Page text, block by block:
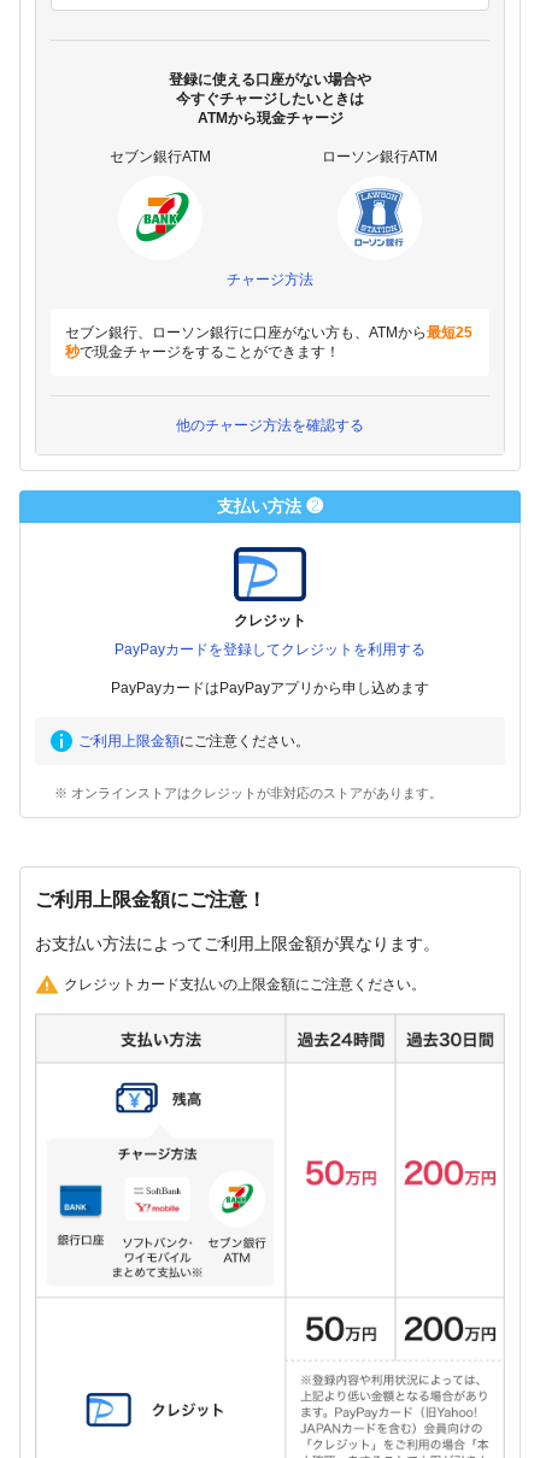
登録に使える口座がない場合や
今すぐチャージしたいときは
ATMから現金チャージ
セブン銀行ATM ローソン銀行ATM
チャージ方法
セブン銀行、ローソン銀行に口座がない方も、ATMから最短25
秒で現金チャージをすることができます！
他のチャージ方法を確認する
支払い方法 ❷
クレジット
PayPayカードを登録してクレジットを利用する
PayPayカードはPayPayアプリから申し込めます
ご利用上限金額にご注意ください。
※ オンラインストアはクレジットが非対応のストアがあります。
ご利用上限金額にご注意！
お支払い方法によってご利用上限金額が異なります。
クレジットカード支払いの上限金額にご注意ください。